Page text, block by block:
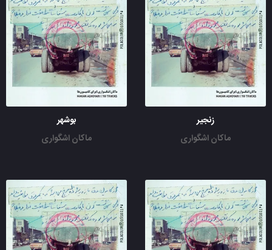
زنجیر
ماکان اشگواری
بوشهر
ماکان اشگواری